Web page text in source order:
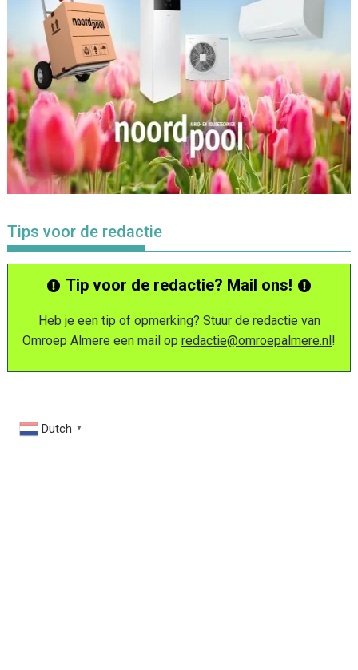
Tips voor de redactie
Tip voor de redactie? Mail ons!
Heb je een tip of opmerking? Stuur de redactie van
Omroep Almere een mail op redactie@omroepalmere.nl!
Dutch ▼